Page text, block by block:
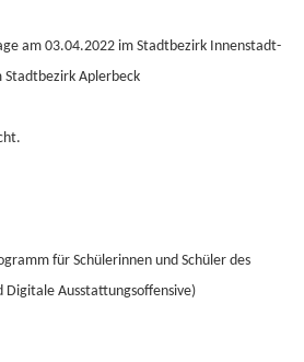
am 03.04.2022 im Stadtbezirk Innenstadt-
Stadtbezirk Aplerbeck
für Schülerinnen und Schüler des
Digitale Ausstattungsoffensive)